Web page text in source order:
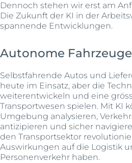
Dennoch stehen wir erst am
Die Zukunft der KI in der
spannende Entwicklungen.
Autonome Fahrzeuge
Selbstfahrende Autos und
heute im Einsatz, aber die
weiterentwickeln und eine
Transportwesen spielen. Mit KI
Umgebung analysieren,
antizipieren und sicher
den Transportsektor
Auswirkungen auf die Logistik
Personenverkehr haben.